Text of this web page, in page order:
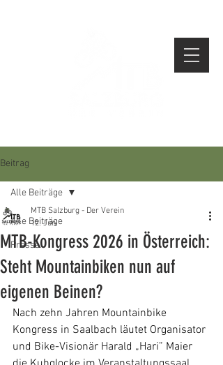
Beitrag
Alle Beiträge
Presse
Alle Beiträge
MTB-Kongress 2026 in Österreich:
Steht Mountainbiken nun auf
eigenen Beinen?
MTB Salzburg - Der Verein
12. Juni
Nach zehn Jahren Mountainbike
Kongress in Saalbach läutet Organisator
und Bike-Visionär Harald „Hari” Maier